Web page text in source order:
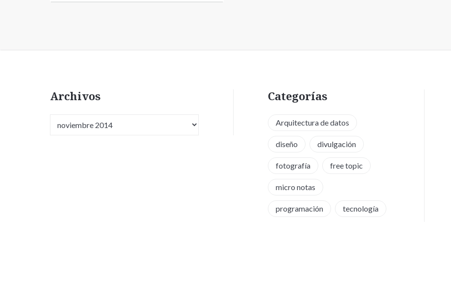
Archivos Categorías
Arquitectura de datos
diseño divulgación
fotografía free topic
micro notas
programación tecnología